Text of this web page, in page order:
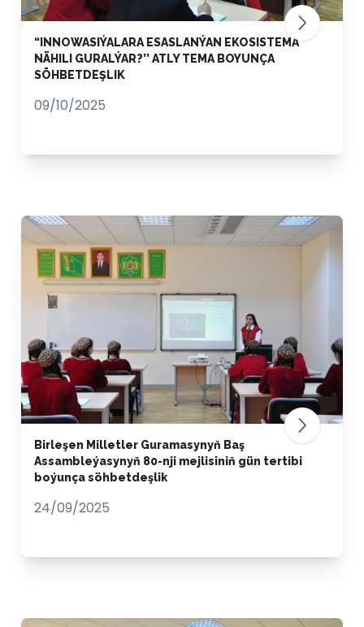
“INNOWASIÝALARA ESASLANÝAN EKOSISTEMA
NÄHILI GURALÝAR?’’ ATLY TEMA BOYUNÇA
SÖHBETDEŞLIK
09/10/2025
Birleşen Milletler Guramasynyň Baş
Assambleýasynyň 80-nji mejlisiniň gün tertibi
boýunça söhbetdeşlik
24/09/2025